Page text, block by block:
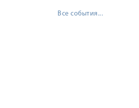
Все события...